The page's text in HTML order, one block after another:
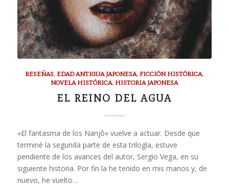
RESEÑAS, EDAD ANTIGUA JAPONESA, FICCIÓN HISTÓRICA,
NOVELA HISTÓRICA, HISTORIA JAPONESA
EL REINO DEL AGUA
«El fantasma de los Nanjô» vuelve a actuar. Desde que
terminé la segunda parte de esta trilogía, estuve
pendiente de los avances del autor, Sergio Vega, en su
siguiente historia. Por fin la he tenido en mis manos y, de
nuevo, he vuelto…